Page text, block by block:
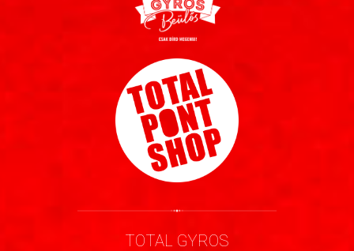
TOTAL GYROS